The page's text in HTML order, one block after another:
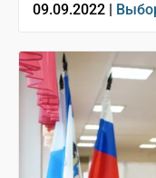
09.09.2022 |